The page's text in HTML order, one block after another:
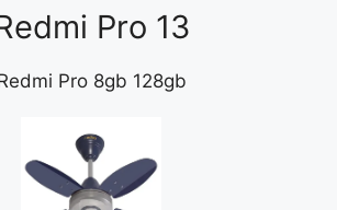
Pro 13
Pro 8gb 128gb